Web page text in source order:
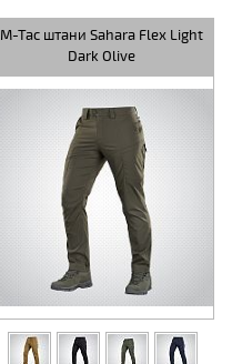
M-Tac штани Sahara Flex Light
Dark Olive